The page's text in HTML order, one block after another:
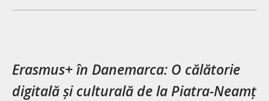
Erasmus+ în Danemarca: O călătorie
digitală și culturală de la Piatra-Neamț